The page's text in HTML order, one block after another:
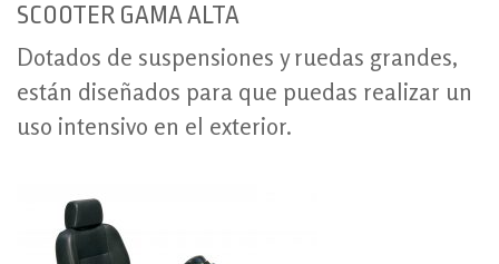
SCOOTER GAMA ALTA
Dotados de suspensiones y ruedas grandes,
están diseñados para que puedas realizar un
uso intensivo en el exterior.